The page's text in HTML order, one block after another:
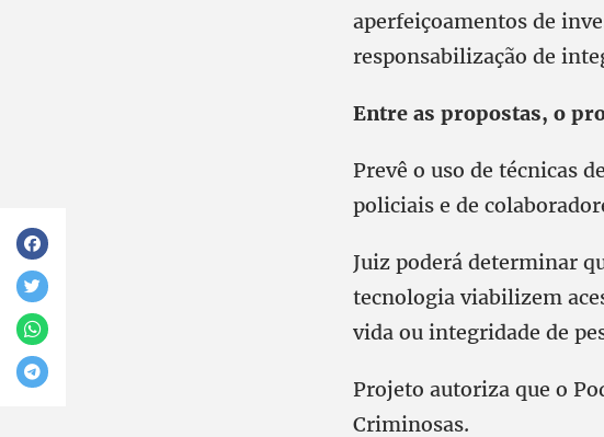
aperfeiçoamentos de
responsabilização de
Entre as propostas, o
Prevê o uso de técnicas
policiais e de
Juiz poderá determinar
tecnologia viabilizem
vida ou integridade de
Projeto autoriza que o
Criminosas.